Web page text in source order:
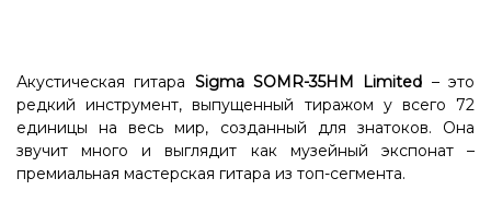
Акустическая гитара Sigma SOMR-35HM Limited – это
редкий инструмент, выпущенный тиражом у всего 72
единицы на весь мир, созданный для знатоков. Она
звучит много и выглядит как музейный экспонат –
премиальная мастерская гитара из топ-сегмента.